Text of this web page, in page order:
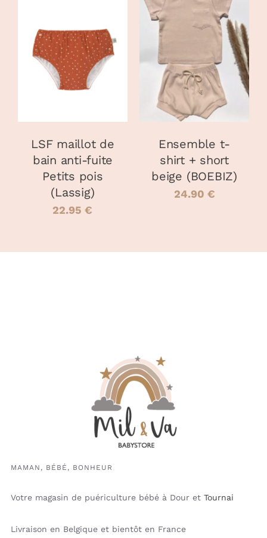
49.00 €
à
70.00 €
CHOIX DES
OPTIONS CE
PRODUIT
A
PLUSIEURS
PEUVENT
ÊTRE
CHOISIES
SUR
LA
PAGE
DU
/
DÉTAILS
LSF maillot de
bain anti-fuite
Petits pois
(Lassig)
22.95€
PRODUIT
A
PLUSIEURS
LES
PEUVENT
ÊTRE
CHOISIES
SUR
LA
DÉTAILS
Ensemble t-
shirt + short
beige (BOEBIZ)
24.90 €
MAMAN, BÉBÉ, BONHEUR
Votre magasin de puériculture bébé à Dour et Tournai
Livraison en Belgique et bientôt en France